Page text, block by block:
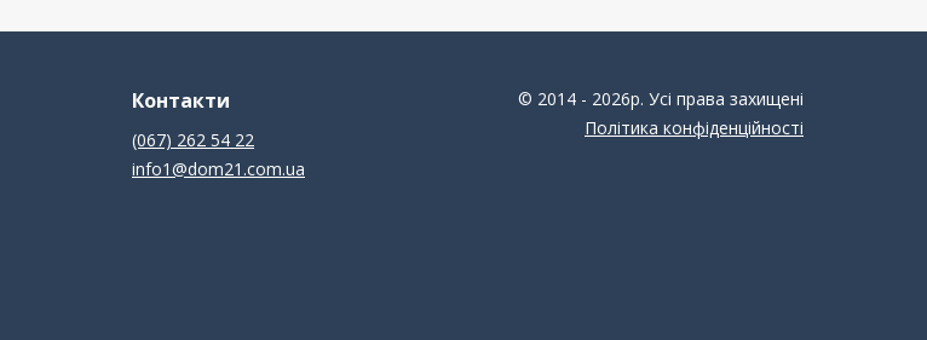
Контакти
(067) 262 54 22
info1@dom21.com.ua
© 2014 - 2026р. Усі права захищені
Політика конфіденційності